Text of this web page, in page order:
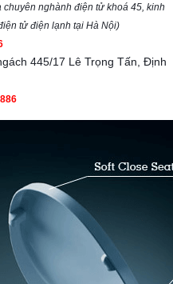
nghành điện tử khoá 45, kinh
tử điện lạnh tại Hà Nội)
445/17 Lê Trọng Tấn, Định